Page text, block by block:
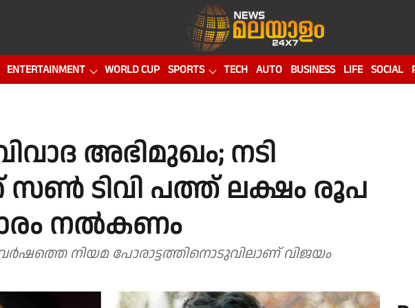
ENTERTAINMENT WORLD CUP SPORTS TECH AUTO BUSINESS LIFE SOCIAL
അഭിമുഖം; നടി
ടിവി പത്ത് ലക്ഷം രൂപ
നല്‍കണം
നിയമ പോരാട്ടത്തിനൊടുവിലാണ് വിജയം